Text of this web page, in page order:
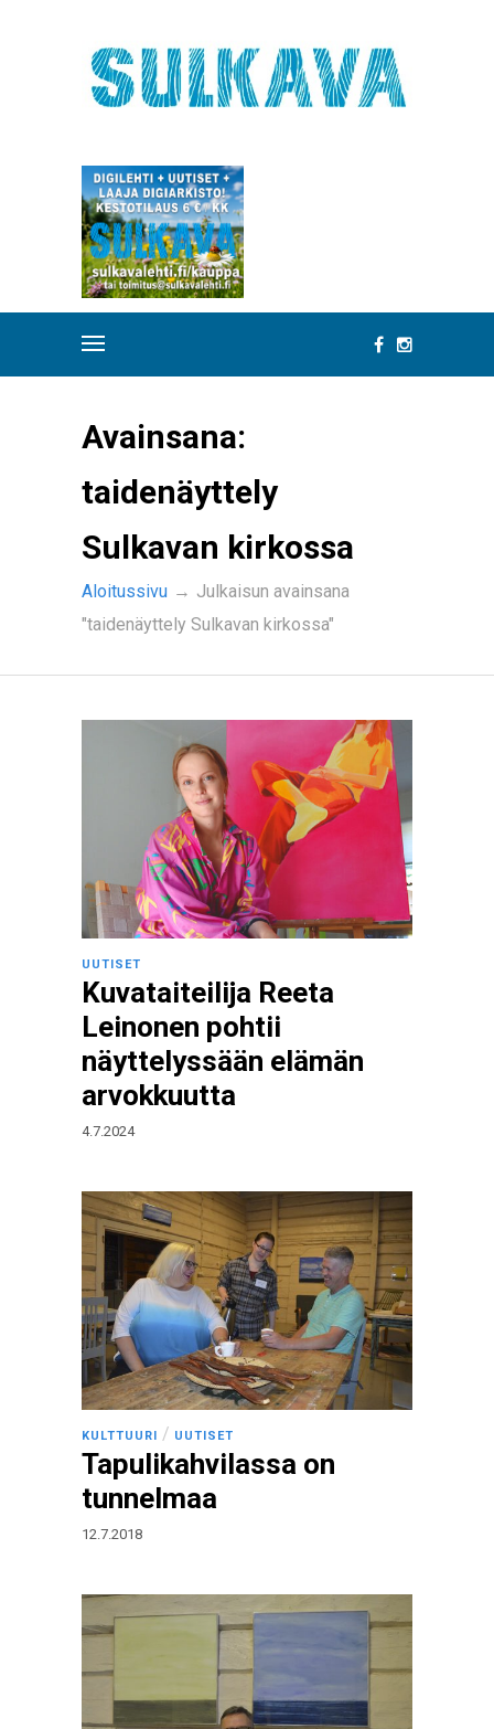
Avainsana:
taidenäyttely
Sulkavan kirkossa
Aloitussivu → Julkaisun avainsana
"taidenäyttely Sulkavan kirkossa"
UUTISET
Kuvataiteilija Reeta
Leinonen pohtii
näyttelyssään elämän
arvokkuutta
4.7.2024
KULTTUURI / UUTISET
Tapulikahvilassa on
tunnelmaa
12.7.2018